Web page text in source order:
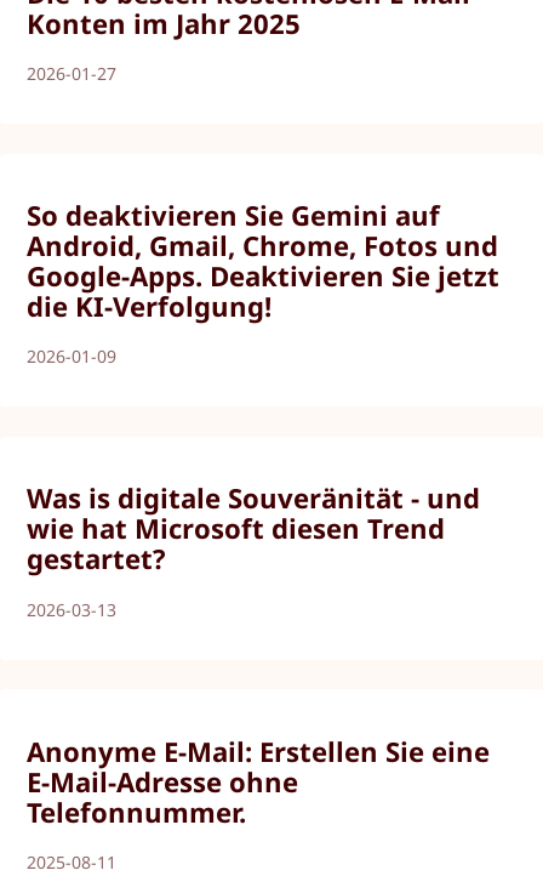
Konten im Jahr 2025
2026-01-27
So deaktivieren Sie Gemini auf
Android, Gmail, Chrome, Fotos und
Google-Apps. Deaktivieren Sie jetzt
die KI-Verfolgung!
2026-01-09
Was is digitale Souveränität - und
wie hat Microsoft diesen Trend
gestartet?
2026-03-13
Anonyme E-Mail: Erstellen Sie eine
E-Mail-Adresse ohne
Telefonnummer.
2025-08-11